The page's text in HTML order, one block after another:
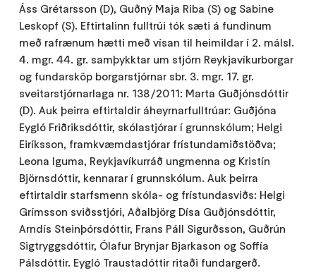
Áss Grétarsson (D), Guðný Maja Riba (S) og Sabine
Leskopf (S). Eftirtalinn fulltrúi tók sæti á fundinum
með rafrænum hætti með vísan til heimildar í 2. málsl.
4. mgr. 44. gr. samþykktar um stjórn Reykjavíkurborgar
og fundarsköp borgarstjórnar sbr. 3. mgr. 17. gr.
sveitarstjórnarlaga nr. 138/2011: Marta Guðjónsdóttir
(D). Auk þeirra eftirtaldir áheyrnarfulltrúar: Guðjóna
Eygló Friðriksdóttir, skólastjórar í grunnskólum; Helgi
Eiríksson, framkvæmdastjórar frístundamiðstöðva;
Leona Iguma, Reykjavíkurráð ungmenna og Kristín
Björnsdóttir, kennarar í grunnskólum. Auk þeirra
eftirtaldir starfsmenn skóla- og frístundasviðs: Helgi
Grímsson sviðsstjóri, Aðalbjörg Dísa Guðjónsdóttir,
Arndís Steinþórsdóttir, Frans Páll Sigurðsson, Guðrún
Sigtryggsdóttir, Ólafur Brynjar Bjarkason og Soffía
Pálsdóttir. Eygló Traustadóttir ritaði fundargerð.